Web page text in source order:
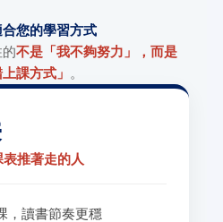
您的學習方式
不是「我不夠努力」，而是
上課方式」 。
推著走的人
，讀書節奏更穩